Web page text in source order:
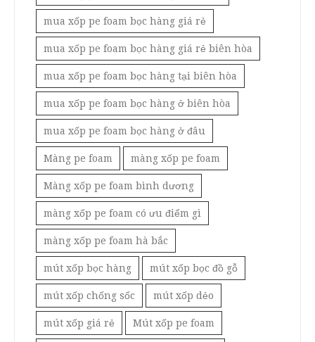
mua xốp pe foam bọc hàng giá rẻ
mua xốp pe foam bọc hàng giá rẻ biên hòa
mua xốp pe foam bọc hàng tại biên hòa
mua xốp pe foam bọc hàng ở biên hòa
mua xốp pe foam bọc hàng ở đâu
Màng pe foam màng xốp pe foam
Màng xốp pe foam bình dương
màng xốp pe foam có ưu điểm gì
màng xốp pe foam hà bắc
mút xốp bọc hàng mút xốp bọc đồ gỗ
mút xốp chống sốc mút xốp dẻo
mút xốp giá rẻ Mút xốp pe foam